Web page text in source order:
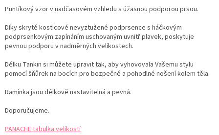
Puntíkový vzor v nadčasovém vzhledu s úžasnou podporou prsou.
Díky skryté kosticové nevyztužené podprsence s háčkovým
podprsenkovým zapínáním uschovaným uvnitř plavek, poskytuje
pevnou podporu v nadměrných velikostech.
Délku Tankin si můžete upravit tak, aby vyhovovala Vašemu stylu
pomocí šňůrek na bocích pro bezpečné a pohodlné nošení kolem těla.
Ramínka jsou délkově nastavitelná a pevná.
Doporučujeme.
PANACHE tabulka velikostí